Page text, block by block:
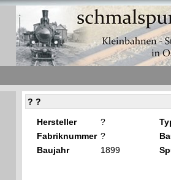
? ?
Hersteller ?
Fabriknummer ?
Baujahr
1899